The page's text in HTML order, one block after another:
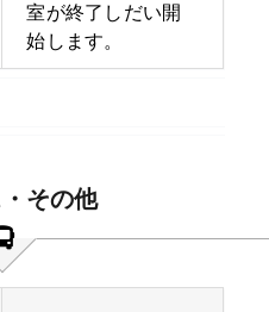
室が終了しだい開
始します。
その他